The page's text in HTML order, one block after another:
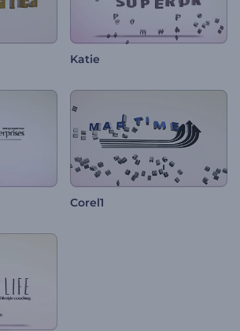
Katie
Corel1